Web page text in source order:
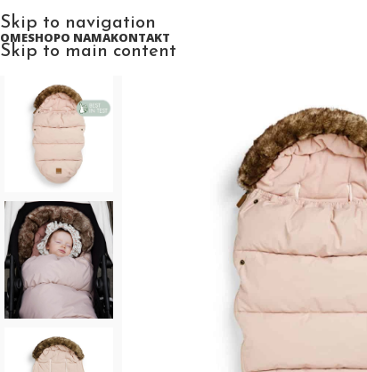
Skip to navigation
Skip to main content
SHOPO NAMAKONTAKT